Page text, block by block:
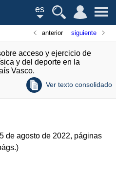
es
anterior siguiente
acceso y ejercicio de
y del deporte en la
Vasco.
Ver texto consolidado
de agosto de 2022, páginas
)